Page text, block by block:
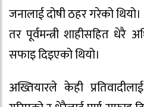
जनालाई दोषी ठहर गरेको थियो।
तर पूर्वमन्त्री शाहीसहित धेरै
सफाइ दिइएको थियो।
अख्तियारले केही